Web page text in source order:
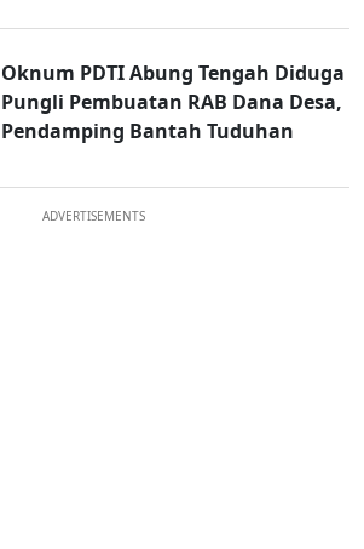
Oknum PDTI Abung Tengah Diduga
Pungli Pembuatan RAB Dana Desa,
Pendamping Bantah Tuduhan
ADVERTISEMENTS